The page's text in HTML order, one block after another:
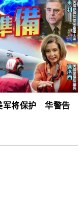
军将保护 华警告